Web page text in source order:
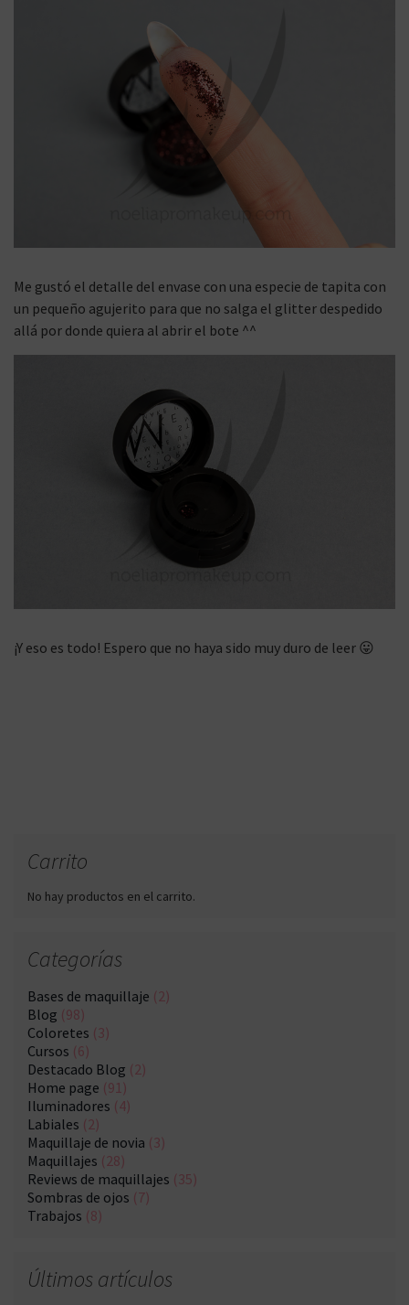
Me gustó el detalle del envase con una especie de tapita con
un pequeño agujerito para que no salga el glitter despedido
allá por donde quiera al abrir el bote ^^
¡Y eso es todo! Espero que no haya sido muy duro de leer 😛
Carrito
No hay productos en el carrito.
Categorías
Bases de maquillaje (2)
Blog (98)
Coloretes (3)
Cursos (6)
Destacado Blog (2)
Home page (91)
Iluminadores (4)
Labiales (2)
Maquillaje de novia (3)
Maquillajes (28)
Reviews de maquillajes (35)
Sombras de ojos (7)
Trabajos (8)
Últimos artículos